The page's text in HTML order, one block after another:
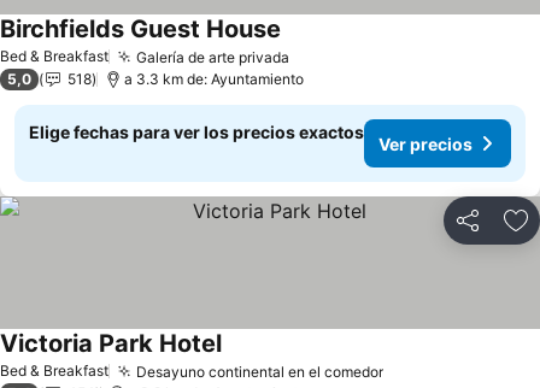
Bed & Breakfast Galería de arte privada
Birchfields Guest House
5,0 518 a 3.3 km de: Ayuntamiento
Elige fechas para ver los precios exactos
Ver precios
Compartir
Bed & Breakfast Desayuno continental en el comedor
Victoria Park Hotel